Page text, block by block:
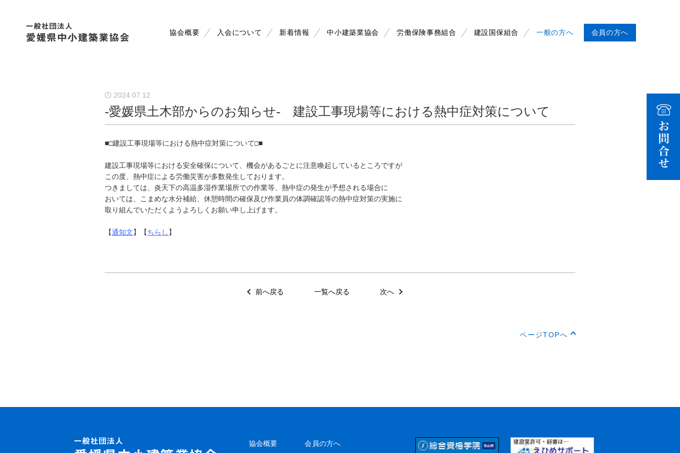
協会概要 入会について 新着情報 中小建築業協会 労働保険事務組合 建設国保組合 一般の方へ 会員の方へ
2024.07.12
-愛媛県土木部からのお知らせ- 建設工事現場等における熱中症対策について
■□建設工事現場等における熱中症対策について□■
建設工事現場等における安全確保について、機会があるごとに注意喚起しているところですが
この度、熱中症による労働災害が多数発生しております。
つきましては、炎天下の高温多湿作業場所での作業等、熱中症の発生が予想される場合に
おいては、こまめな水分補給、休憩時間の確保及び作業員の体調確認等の熱中症対策の実施に
取り組んでいただくようよろしくお願い申し上げます。
【通知文】【ちらし 】
前へ戻る 一覧へ戻る 次へ
ページTOPへ
協会概要 会員の方へ